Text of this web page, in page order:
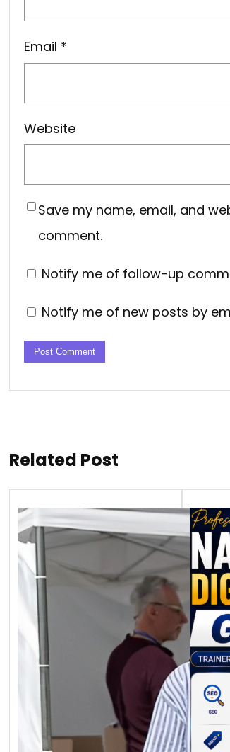
Email *
Website
Save my name, email, and
comment.
Notify me of follow-up
Notify me of new posts by
Related Post